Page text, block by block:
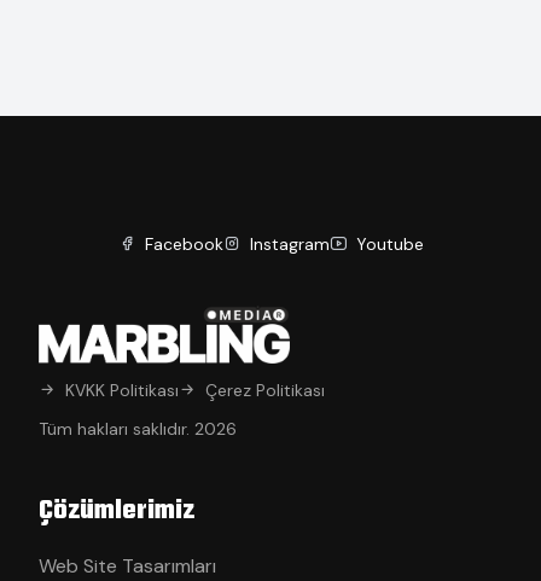
Facebook Instagram Youtube
KVKK Politikası
Çerez Politikası
Tüm hakları saklıdır. 2026
Çözümlerimiz
Web Site Tasarımları